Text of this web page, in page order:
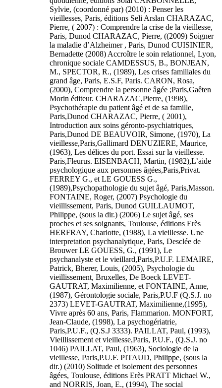
Sylvie, (coordonné par) (2010) : Penser les
vieillesses, Paris, éditions Seli Arslan CHARAZAC,
Pierre, ( 2007) : Comprendre la crise de la vieillesse,
Paris, Dunod CHARAZAC, Pierre, ((2009) Soigner
la maladie d’Alzheimer , Paris, Dunod CUISINIER,
Bernadette (2008) Accroître le soin relationnel, Lyon,
chronique sociale CAMDESSUS, B., BONJEAN,
M., SPECTOR, R., (1989), Les crises familiales du
grand âge, Paris, E.S.F, Paris. CARON, Rosa,
(2000), Comprendre la personne âgée ;Paris,Gaêten
Morin éditeur. CHARAZAC,Pierre, (1998),
Psychothérapie du patient âgé et de sa famille,
Paris,Dunod CHARAZAC, Pierre, ( 2001),
Introduction aux soins géronto-psychiatriques,
Paris,Dunod DE BEAUVOIR, Simone, (1970), La
vieillesse,Paris,Gallimard DENUZIERE, Maurice,
(1963), Les délices du port. Essai sur la vieillesse.
Paris,Fleurus. EISENBACH, Martin, (1982),L’aide
psychologique aux personnes âgées,Paris,Privat.
FERREY G., et LE GOUESS G.,
(1989),Psychopathologie du sujet âgé, Paris,Masson.
FONTAINE, Roger, (2007) Psychologie du
vieillissement, Paris, Dunod GUILLAUMOT,
Philippe, (sous la dir.) (2006) Le sujet âgé, ses
proches et ses soignants, Toulouse, éditions Erès
HERFRAY, Charlotte, (1988), La vieillesse. Une
interpretation psychanalytique, Paris, Desclée de
Brouwer LE GOUESS, G., (1991), Le
psychanalyste et le vieillard,Paris,P.U.F. LEMAIRE,
Patrick, Bherer, Louis, (2005), Psychologie du
vieillissement, Bruxelles, De Boeck LEVET-
GAUTRAT, Maximilienne, et FONTAINE, Anne,
(1987), Gérontologie sociale, Paris,P.U.F (Q.S.J. no
2373) LEVET-GAUTRAT, Maximilienne,(1995),
Vivre après 60 ans, Paris, Flammarion. MONFORT,
Jean-Claude, (1998), La psychogériatrie,
Paris,P.U.F., (Q.S.J 3333). PAILLAT, Paul, (1993),
Vieillissement et vieillesse,Paris, P.U.F., (Q.S.J. no
1046) PAILLAT, Paul, (1963), Sociologie de la
vieillesse, Paris,P.U.F. PITAUD, Philippe, (sous la
dir.) (2010) Solitude et isolement des personnes
âgées, Toulouse, éditions Erès PRATT Michael W.,
and NORRIS, Joan, E., (1994), The social